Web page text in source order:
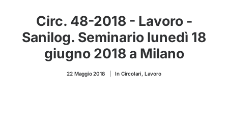
CONVENZIONI
ASSOCIAZIONI TERRITORIALI
Circ. 48-2018 - Lavoro -
Sanilog. Seminario lunedì 18
giugno 2018 a Milano
22 Maggio 2018 In Circolari, Lavoro